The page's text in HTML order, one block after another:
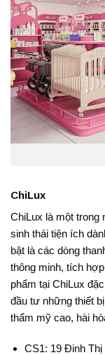
ChiLux
ChiLux là một trong
sinh thái tiện ích
bật là các dòng
thông minh, tích
phẩm tại ChiLux
đầu tư những thiết
thẩm mỹ cao, hài
CS1: 19 Đinh